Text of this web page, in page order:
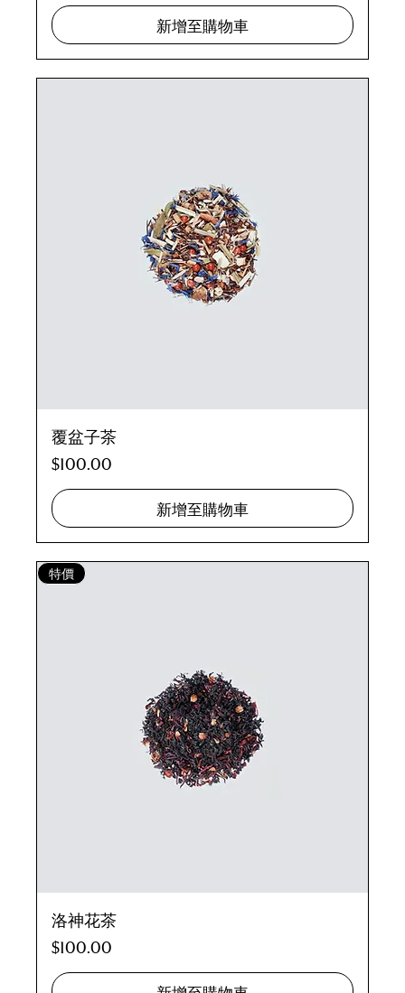
新增至購物車
覆盆子茶
價格
$100.00
新增至購物車
特價
洛神花茶
價格
$100.00